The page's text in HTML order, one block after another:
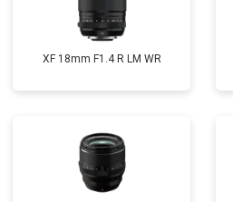
XF 18mm F1.4 R LM WR